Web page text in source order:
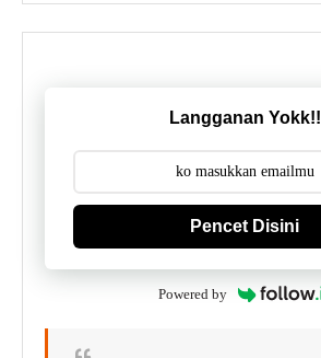
Langganan Yokk!!
Pencet Disini
Powered by